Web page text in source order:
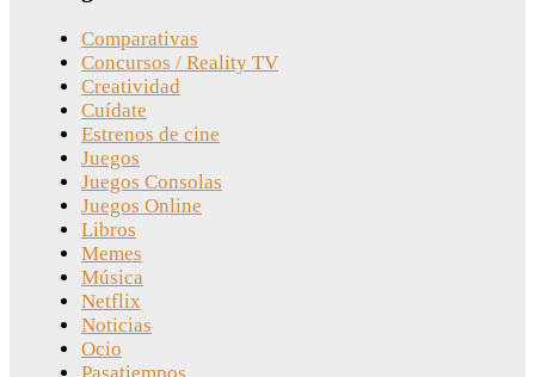
Comparativas
Concursos / Reality TV
Creatividad
Cuídate
Estrenos de cine
Juegos
Juegos Consolas
Juegos Online
Libros
Memes
Música
Netflix
Noticias
Ocio
Pasatiempos